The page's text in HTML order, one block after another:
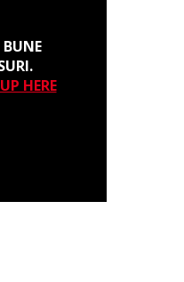
HERE